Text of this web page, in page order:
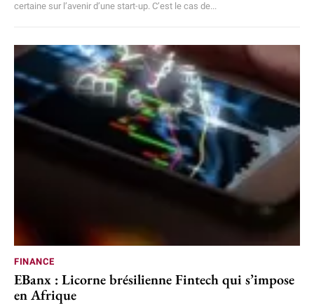
certaine sur l’avenir d’une start-up. C’est le cas de...
FINANCE
EBanx : Licorne brésilienne Fintech qui s’impose
en Afrique